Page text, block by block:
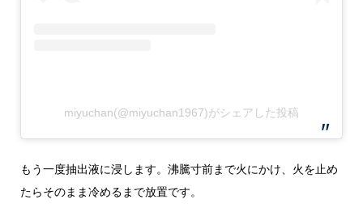
miyuchan(@miyuchan1967)がシェアした投稿
もう一度抽出液に浸します。沸騰寸前まで火にかけ、火を止め
たらそのまま冷めるまで放置です。